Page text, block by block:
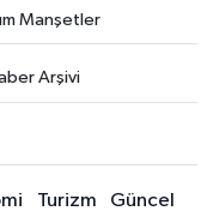
Manşetler
Arşivi
Turizm
Güncel